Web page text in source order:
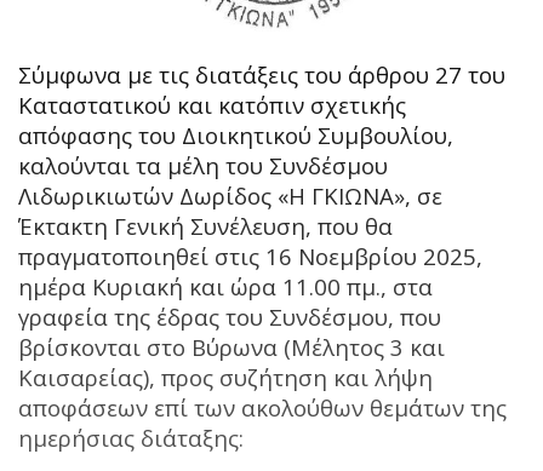
Σύμφωνα με τις διατάξεις του άρθρου 27 του
Καταστατικού και κατόπιν σχετικής
απόφασης του Διοικητικού Συμβουλίου,
καλούνται τα μέλη του Συνδέσμου
Λιδωρικιωτών Δωρίδος «Η ΓΚΙΩΝΑ», σε
Έκτακτη Γενική Συνέλευση, που θα
πραγματοποιηθεί στις 16 Νοεμβρίου 2025,
ημέρα Κυριακή και ώρα 11.00 πμ., στα
γραφεία της έδρας του Συνδέσμου, που
βρίσκονται στο Βύρωνα (Μέλητος 3 και
Καισαρείας), προς συζήτηση και λήψη
αποφάσεων επί των ακολούθων θεμάτων της
ημερήσιας διάταξης: